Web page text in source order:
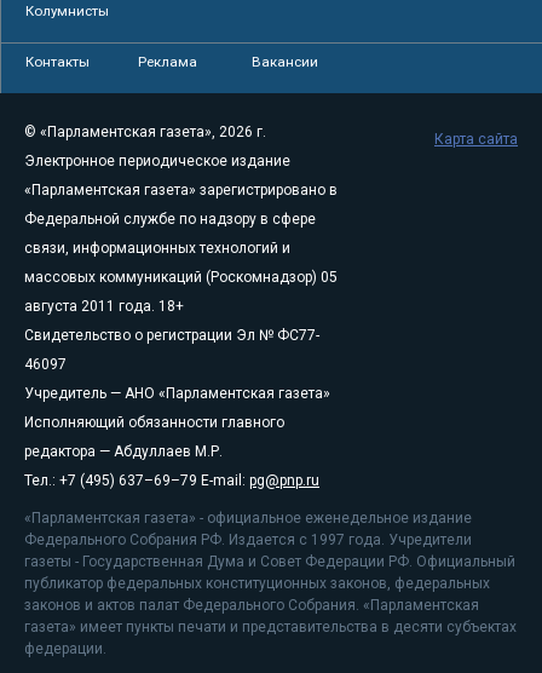
Колумнисты
Контакты Реклама Вакансии
© «Парламентская газета», 2026 г.
Электронное периодическое издание
«Парламентская газета» зарегистрировано в
Федеральной службе по надзору в сфере
связи, информационных технологий и
массовых коммуникаций (Роскомнадзор) 05
августа 2011 года. 18+
Свидетельство о регистрации Эл № ФС77-
46097
Учредитель — АНО «Парламентская газета»
Исполняющий обязанности главного
редактора — Абдуллаев М.Р.
Тел.: +7 (495) 637–69–79 E-mail: pg@pnp.ru
«Парламентская газета» - официальное еженедельное издание
Федерального Собрания РФ. Издается с 1997 года. Учредители
газеты - Государственная Дума и Совет Федерации РФ. Официальный
публикатор федеральных конституционных законов, федеральных
законов и актов палат Федерального Собрания. «Парламентская
газета» имеет пункты печати и представительства в десяти субъектах
федерации.
Карта сайта